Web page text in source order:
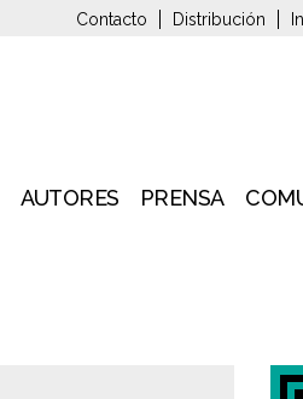
Contacto Distribución
AUTORES PRENSA